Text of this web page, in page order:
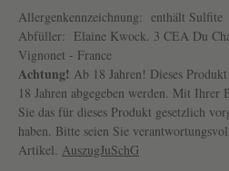
Allergenkennzeichnung: enthält Sulfite
Abfüller: Elaine Kwock. 3 CEA Du
Vignonet - France
Achtung! Ab 18 Jahren! Dieses
18 Jahren abgegeben werden. Mit Ihrer
Sie das für dieses Produkt gesetzlich
haben. Bitte seien Sie
Artikel. AuszugJuSchG